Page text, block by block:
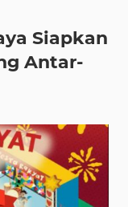
Siapkan
Antar-